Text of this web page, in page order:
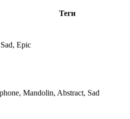
Теги
Epic
Mandolin, Abstract, Sad